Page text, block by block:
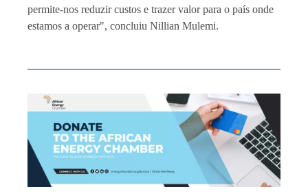
permite-nos reduzir custos e trazer valor para o país onde
estamos a operar", concluiu Nillian Mulemi.